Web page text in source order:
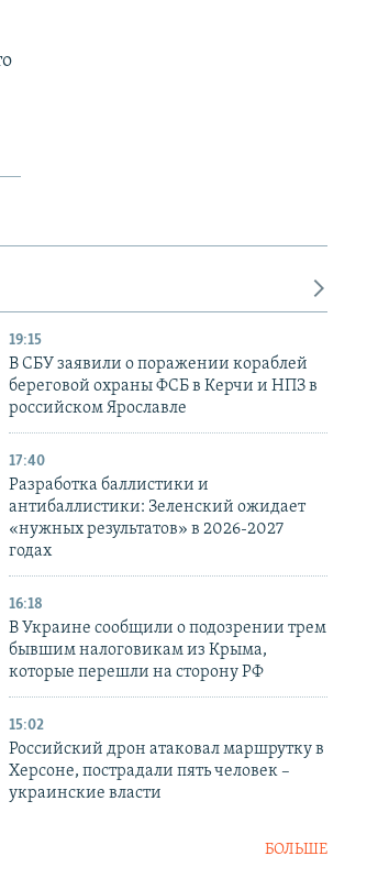
19:15
В СБУ заявили о поражении кораблей
береговой охраны ФСБ в Керчи и НПЗ в
российском Ярославле
17:40
Разработка баллистики и
антибаллистики: Зеленский ожидает
«нужных результатов» в 2026-2027
годах
16:18
В Украине сообщили о подозрении трем
бывшим налоговикам из Крыма,
которые перешли на сторону РФ
15:02
Российский дрон атаковал маршрутку в
Херсоне, пострадали пять человек –
украинские власти
БОЛЬШЕ